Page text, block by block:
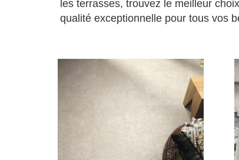
les terrasses, trouvez le meilleur
qualité exceptionnelle pour tous vos